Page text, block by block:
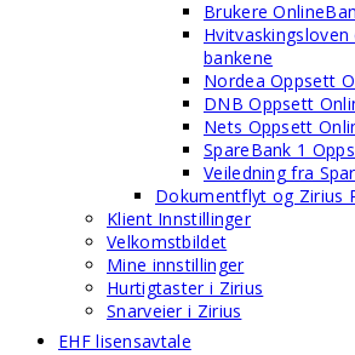
Brukere
bankene
Nordea Oppsett
DNB Oppsett
Nets Oppsett
SpareBank 1
Veiledning fra
Dokumentflyt og Zirius
Klient Innstillinger
Velkomstbildet
Mine innstillinger
Hurtigtaster i Zirius
Snarveier i Zirius
EHF lisensavtale